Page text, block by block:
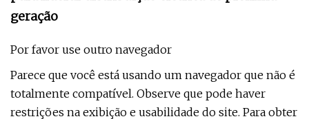
geração
Por favor use outro navegador
Parece que você está usando um navegador que não é
totalmente compatível. Observe que pode haver
restrições na exibição e usabilidade do site. Para obter